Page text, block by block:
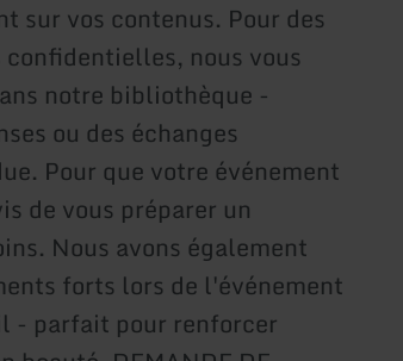
sur vos contenus. Pour des
nous vous
notre bibliothèque -
ou des échanges
Pour que votre événement
de vous préparer un
Nous avons également
forts lors de l'événement
- parfait pour renforcer